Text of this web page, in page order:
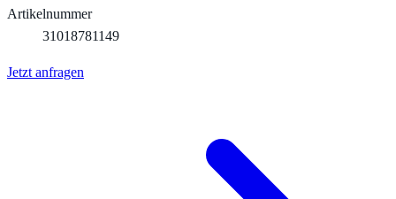
Artikelnummer
31018781149
Jetzt anfragen